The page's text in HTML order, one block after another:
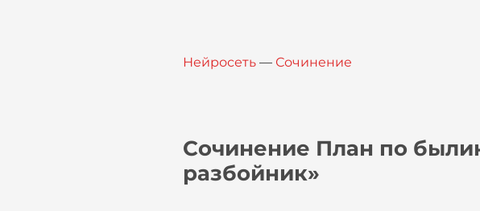
Нейросеть — Сочинение
Сочинение План по
разбойник»